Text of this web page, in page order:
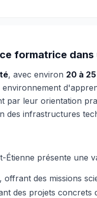
formatrice
, avec environ 20 à
par leur orientation
des infrastructures
Étienne présente une
des missions
des projets concrets